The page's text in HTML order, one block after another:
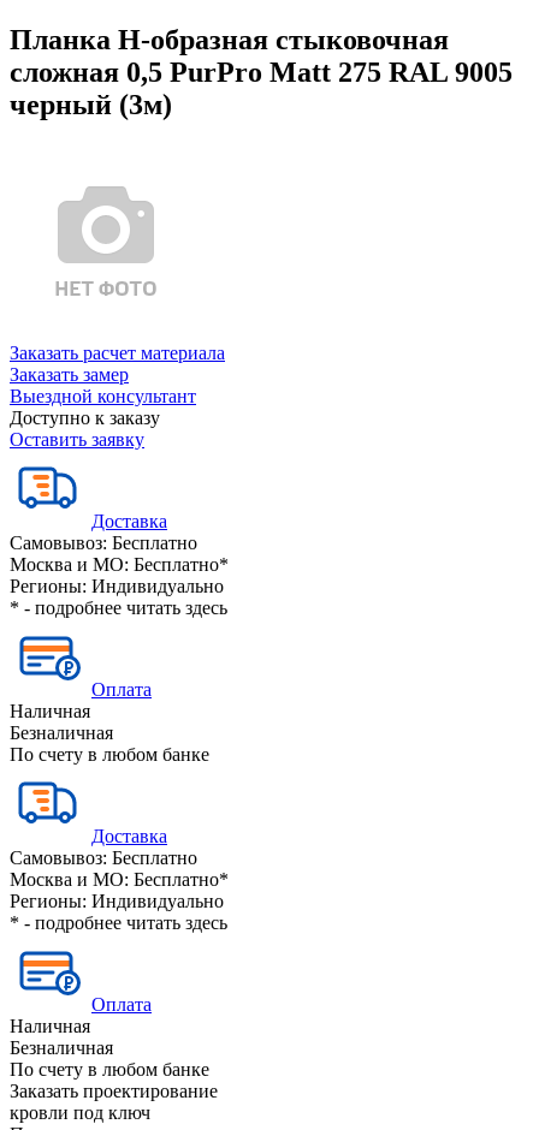
Планка Н-образная стыковочная
сложная 0,5 PurPro Matt 275 RAL 9005
черный (3м)
Заказать расчет материала
Заказать замер
Выездной консультант
Доступно к заказу
Оставить заявку
Доставка
Самовывоз: Бесплатно
Москва и МО: Бесплатно*
Регионы: Индивидуально
* - подробнее читать здесь
Оплата
Наличная
Безналичная
По счету в любом банке
Доставка
Самовывоз: Бесплатно
Москва и МО: Бесплатно*
Регионы: Индивидуально
* - подробнее читать здесь
Оплата
Наличная
Безналичная
По счету в любом банке
Заказать проектирование
кровли под ключ